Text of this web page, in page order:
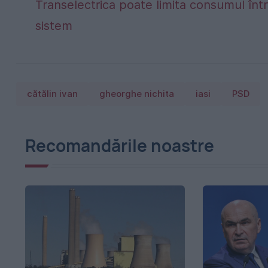
Transelectrica poate limita consumul
sistem
cătălin ivan gheorghe nichita iasi PSD
Recomandările noastre